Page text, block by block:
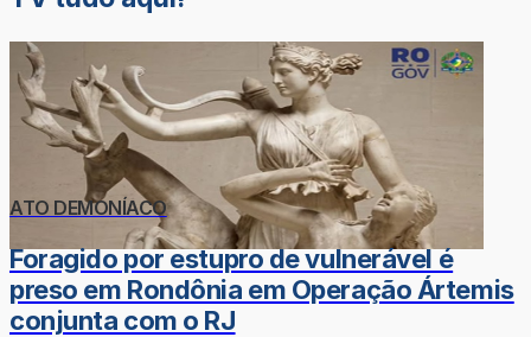
ATO DEMONÍACO
Foragido por estupro de vulnerável é
preso em Rondônia em Operação Ártemis
conjunta com o RJ